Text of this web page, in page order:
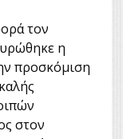
τον
η
προσκόμιση
στον